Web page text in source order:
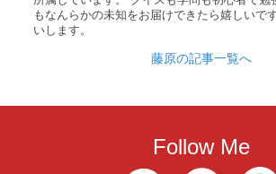
もなんらかの未知をお届けできたら嬉しいで
いします。
藤原の記事一覧へ
Follow Me